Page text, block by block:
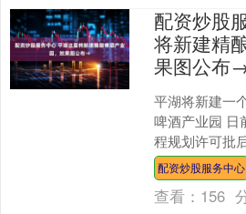
配资炒股
将新建精
果图公布
平湖将新建一
啤酒产业园 日
程规划许可批
下 从平湖农业
目位于广陈镇龙
配资炒股服务中心
查看： 156